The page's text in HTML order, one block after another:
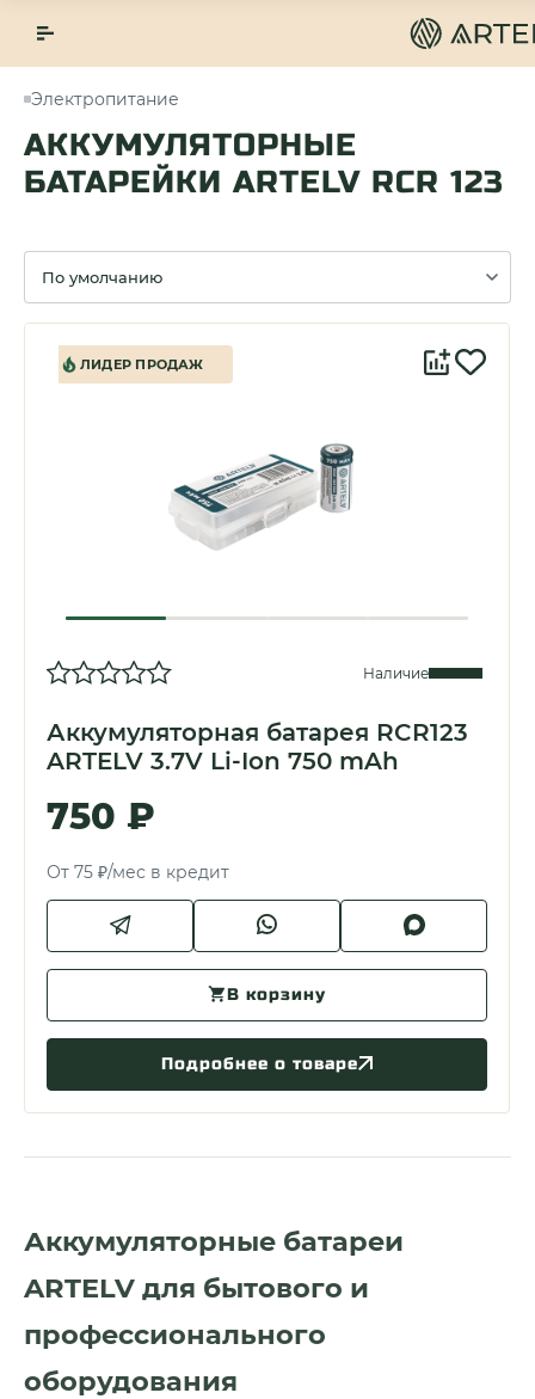
Электропитание
АККУМУЛЯТОРНЫЕ
БАТАРЕЙКИ ARTELV RCR 123
Аккумуляторные батареи
ARTELV для бытового и
профессионального
оборудования
Сортировка
ЛИДЕР ПРОДАЖ
Наличие
Аккумуляторная батарея RCR123
ARTELV 3.7V Li-Ion 750 mAh
750 ₽
От 75 ₽/мес в кредит
В корзину
Подробнее о товаре